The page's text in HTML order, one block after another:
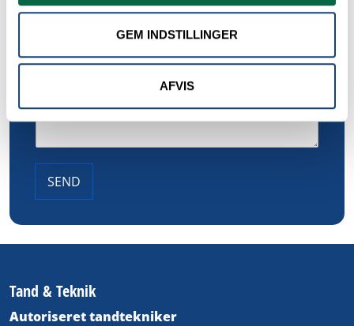
GEM INDSTILLINGER
AFVIS
SEND
Tand & Teknik
Autoriseret tandtekniker